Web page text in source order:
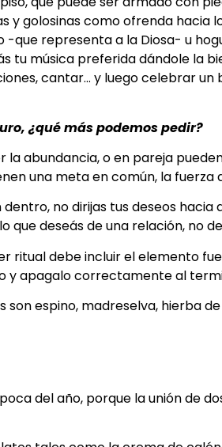
golosinas como ofrenda hacia
que representa a la Diosa- u
tu música preferida dándole la
cantar… y luego celebrar
¿qué más podemos pedir?
abundancia, o en pareja
una meta en común, la
no dirijas tus deseos hacia
deseás de una relación, no
ritual debe incluir el elemento
y apagalo correctamente al
espino, madreselva, hierba
del año, porque la unión de